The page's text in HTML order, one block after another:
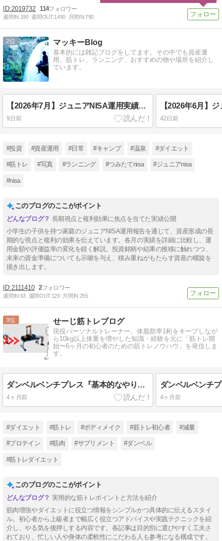
2019732 114
週間IN:190 週間OUT:1490 月間IN:790
2 マッキーBlog
基本的には雑記ブログをしてます。その中でも資産運
用、筋トレ、ランニング、おすすめの物や場所を紹介し
ています。
【2026年7月】ジュニアNISA運用実績｜追加投資なしで放置した結果を38歳医療職が公開
9日前 42日前
#投資 #資産運用 #日常 #キャンプ #温泉 #ダイエット
#筋トレ #写真 #ランニング #つみたてnisa #ジュニアnisa
#nisa
このブログのここがポイント
長期視点と複利効果に焦点を当てた実績公開
小学生の子供を持つ家庭のジュニアNISA運用報告を通じて、資産形成の長
期的な視点と複利の効果を伝えています。各月の実績を詳細に比較し、運
用金額や評価益率の変化を鋭く解説。投資銘柄や結果の推移に触れつつ、
未来の資金準備についても示唆を与え、積み重ねがもたらす資産の螺旋を
描き出します。
2111410 2
週間IN:63 週間OUT:129 月間IN:255
3 せーじ筋トレブログ
現役パーソナルトレーナー。体脂肪率1桁をキープしなが
ら10kg以上体重を増やした知識・経験を元に「筋トレ開
始〜6ヶ月の初心者のための筋トレノウハウ」を発信しま
す。
ダンベルベンチプレス『基本的なやり方』・『効果を上げるコツ』
4ヶ月前 4ヶ月前
#ダイエット #筋トレ #ボディメイク #筋トレ初心者 #減量
#プロテイン #筋肉 #サプリメント #ダンベル
#筋トレダイエット
このブログのここがポイント
実用的な筋トレポイントと方法を紹介
筋肉増強やダイエットに役立つ情報をシンプルかつ具体的に伝えるスタイ
ル。初心者から上級者まで幅広く役立つアドバイスや実践テクニックを紹
介し、やる気を後押しする内容です。各記事は目的別に選びやすく工夫さ
れており、忙しい人や身体の柔軟性にこだわる人も参考になる構成です。